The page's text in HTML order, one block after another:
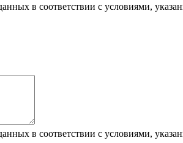
в соответствии с условиями,
в соответствии с условиями,